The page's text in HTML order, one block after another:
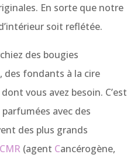
En sorte que notre
soit reflétée.
des bougies
des fondants à la cire
vous avez besoin. C’est
avec des
des plus grands
CMR(agent Cancérogène,